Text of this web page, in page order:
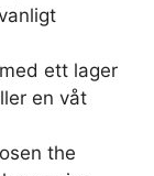
ett lager
en våt
the